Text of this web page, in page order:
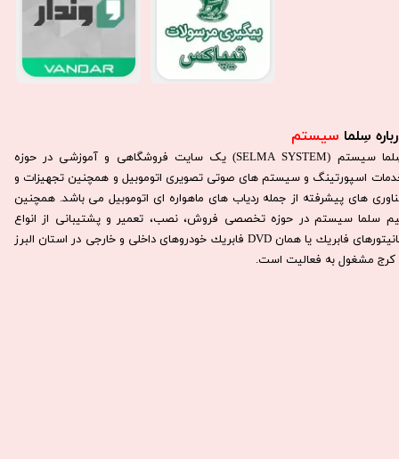
سِلما سیستم​​​​​​​
سِلما سيستم (SELMA SYSTEM) یک سایت فروشگاهی و آموزشی در حوزه
اسپورتینگ و سیستم های صوتی تصویری اتوموبیل و همچنین تجهیزات و
های پیشرفته از جمله ردیاب های ماهواره ای اتوموبیل می باشد. همچنين
سلما سيستم در حوزه تخصصی فروش، نصب، تعمير و پشتيبانی از انواع
مانيتورهای فابريك يا همان DVD فابريك خودروهای داخلی و خارجی در استان البرز
كرج مشغول به فعاليت است.​​​​​​​